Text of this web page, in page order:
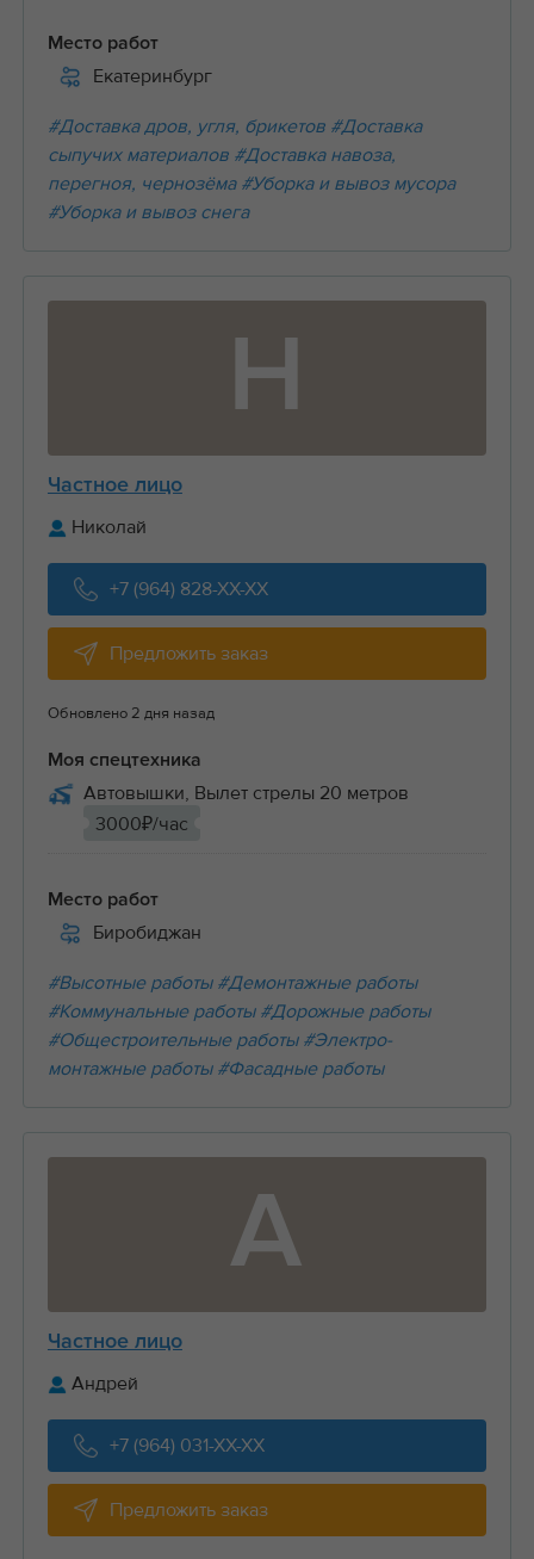
Место работ
Екатеринбург
#Доставка дров, угля, брикетов #Доставка
сыпучих материалов #Доставка навоза,
перегноя, чернозёма #Уборка и вывоз мусора
#Уборка и вывоз снега
Н
Частное лицо
Николай
+7 (964) 828-XX-XX
Предложить заказ
Обновлено 2 дня назад
Моя спецтехника
Автовышки, Вылет стрелы 20 метров
3000₽/час
Место работ
Биробиджан
#Высотные работы #Демонтажные работы
#Коммунальные работы #Дорожные работы
#Общестроительные работы #Электро-
монтажные работы #Фасадные работы
А
Частное лицо
Андрей
+7 (964) 031-XX-XX
Предложить заказ